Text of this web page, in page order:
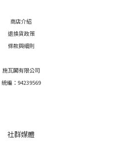
商店介紹
退換貨政策
條款與細則
施瓦閣有限公司
統編：94239569
社群媒體